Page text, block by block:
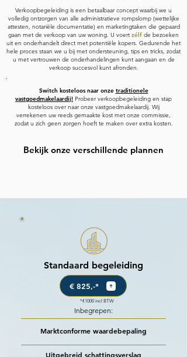
Verkoopbegeleiding is een betaalbaar concept waarbij we u
volledig ontzorgen van alle administratieve rompslomp (wettelijke
attesten, notariële documentatie) en marketingtaken die gepaard
gaan met de verkoop van uw woning. U voert zélf de bezoeken
uit en onderhandelt direct met potentiële kopers. Gedurende het
hele proces staan we u bij met ondersteuning, tips en tricks, zodat
u met vertrouwen de onderhandelingen kunt aangaan en de
verkoop succesvol kunt afronden.
Switch kosteloos naar onze traditionele
vastgoedmakelaardij! Probeer verkoopbegeleiding en stap
kosteloos over naar onze vastgoedmakelaardij. Wij
verrekenen uw reeds gemaakte kost met onze commissie,
zodat u zich geen zorgen hoeft te maken over extra kosten.
Bekijk onze verschillende plannen
Standaard begeleiding
€ 825,-*
*€1000 incl BTW
Inbegrepen:
Marktconforme waardebepaling
Uitgebreid schattingsverslag